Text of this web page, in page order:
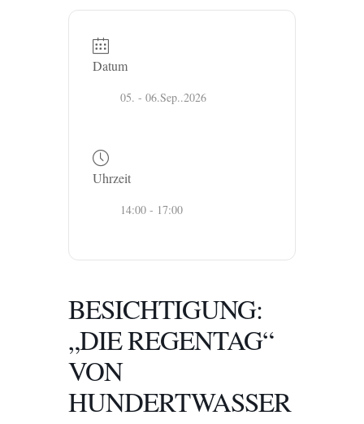
Datum
05. - 06.Sep..2026
Uhrzeit
14:00 - 17:00
BESICHTIGUNG:
„DIE REGENTAG“
VON
HUNDERTWASSER